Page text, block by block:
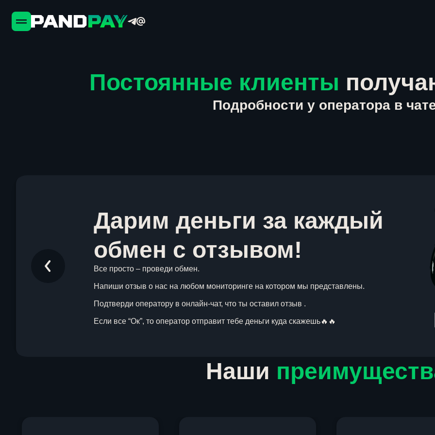
Постоянные клиенты
Подробности у оператора в
Дарим деньги за каждый
обмен с отзывом!
Все просто – проведи обмен.
Напиши отзыв о нас на любом мониторинге на котором мы представлены.
Подтверди оператору в онлайн-чат, что ты оставил отзыв .
Если все “Ок”, то оператор отправит тебе деньги куда скажешь🔥🔥
Наши